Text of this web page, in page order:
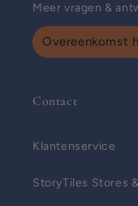
Meer vragen &
Overeenkomst
Contact
Klantenservice
StoryTiles Stores